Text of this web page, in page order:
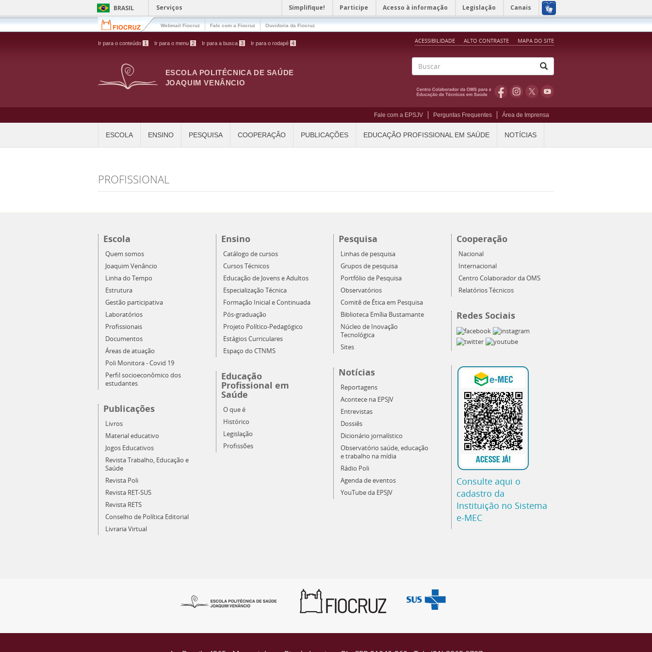
Pular para o conteúdo principal BRASIL Serviços Simplifique! Participe Acesso à informação Legislação Canais
Webmail Fiocruz Fale com a Fiocruz Ouvidoria da Fiocruz
Ir para o conteúdo 1 Ir para o menu 2 Ir para a busca 3 Ir para o rodapé 4 ACESSIBILIDADE ALTO CONTRASTE MAPA DO SITE
ESCOLA POLITÉCNICA DE SAÚDE
JOAQUIM VENÂNCIO
Fale com a EPSJV Perguntas Frequentes Área de Imprensa
ESCOLA ENSINO PESQUISA COOPERAÇÃO PUBLICAÇÕES EDUCAÇÃO PROFISSIONAL EM SAÚDE NOTÍCIAS
PROFISSIONAL
Escola
Quem somos
Joaquim Venâncio
Linha do Tempo
Estrutura
Gestão participativa
Laboratórios
Profissionais
Documentos
Áreas de atuação
Poli Monitora - Covid 19
Perfil socioeconômico dos
estudantes
Publicações
Livros
Material educativo
Jogos Educativos
Revista Trabalho, Educação e
Saúde
Revista Poli
Revista RET-SUS
Revista RETS
Conselho de Política Editorial
Livraria Virtual
Ensino
Catálogo de cursos
Cursos Técnicos
Educação de Jovens e Adultos
Especialização Técnica
Formação Inicial e Continuada
Pós-graduação
Projeto Político-Pedagógico
Estágios Curriculares
Espaço do CTNMS
Educação
Profissional em
Saúde
O que é
Histórico
Legislação
Profissões
Pesquisa
Linhas de pesquisa
Grupos de pesquisa
Portfólio de Pesquisa
Observatórios
Comitê de Ética em Pesquisa
Biblioteca Emília Bustamante
Núcleo de Inovação
Tecnológica
Sites
Notícias
Reportagens
Acontece na EPSJV
Entrevistas
Dossiês
Dicionário jornalístico
Observatório saúde, educação
e trabalho na mídia
Rádio Poli
Agenda de eventos
YouTube da EPSJV
Cooperação
Nacional
Internacional
Centro Colaborador da OMS
Relatórios Técnicos
Redes Sociais
Consulte aqui o
cadastro da
Instituição no Sistema
e-MEC